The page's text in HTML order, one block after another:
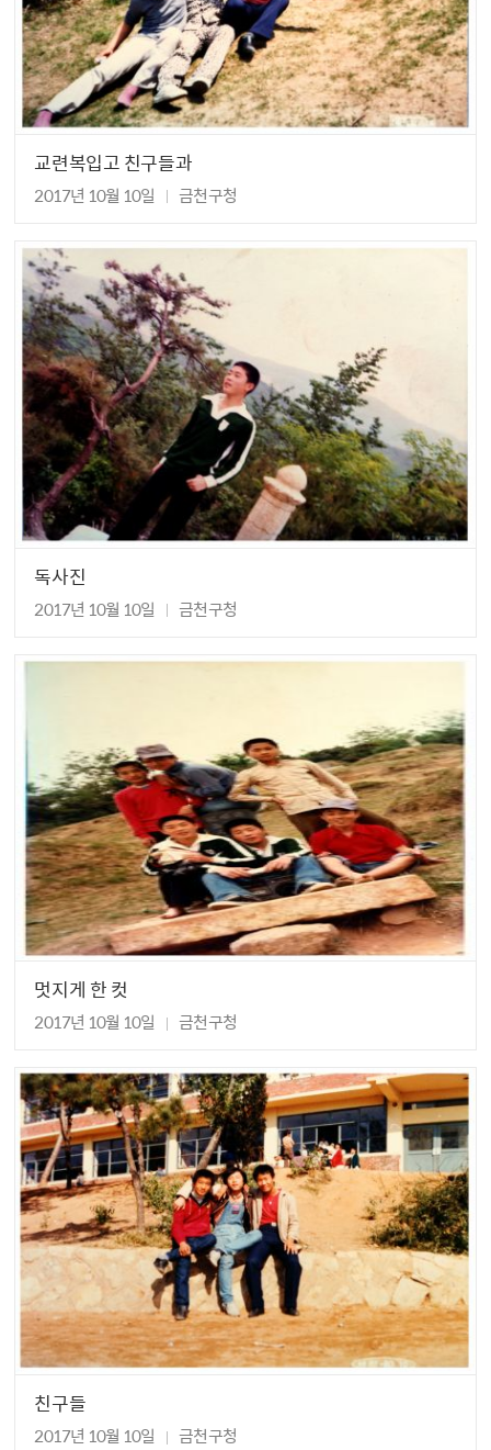
교련복입고 친구들과
2017년 10월 10일 금천구청
독사진
2017년 10월 10일 금천구청
멋지게 한 컷
2017년 10월 10일 금천구청
친구들
2017년 10월 10일 금천구청